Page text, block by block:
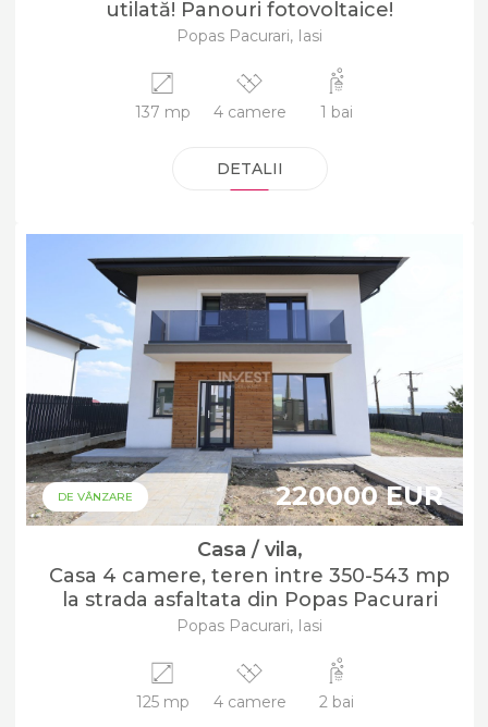
utilată! Panouri fotovoltaice!
Popas Pacurari, Iasi
137 mp 4 camere 1 bai
DETALII
DE VÂNZARE 220000 EUR
Casa / vila,
Casa 4 camere, teren intre 350-543 mp
la strada asfaltata din Popas Pacurari
Popas Pacurari, Iasi
125 mp 4 camere 2 bai